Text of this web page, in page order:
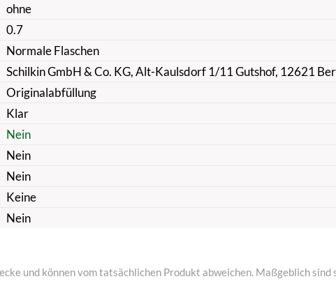
ohne
0.7
Normale Flaschen
Schilkin GmbH & Co. KG, Alt-Kaulsdorf 1/11 Gutshof, 12621
Originalabfüllung
Klar
Nein
Nein
Nein
Keine
Nein
und können vom tatsächlichen Produkt abweichen. Maßgeblich